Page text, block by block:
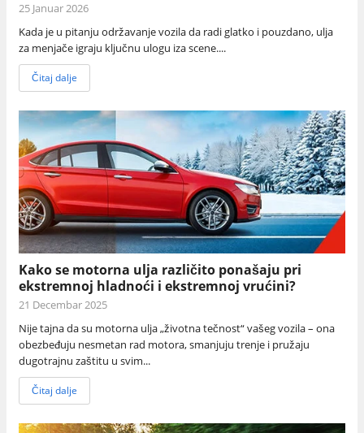
25 Januar 2026
Kada je u pitanju održavanje vozila da radi glatko i pouzdano, ulja
za menjače igraju ključnu ulogu iza scene....
Čitaj dalje
Kako se motorna ulja različito ponašaju pri
ekstremnoj hladnoći i ekstremnoj vrućini?
21 Decembar 2025
Nije tajna da su motorna ulja „životna tečnost“ vašeg vozila – ona
obezbeđuju nesmetan rad motora, smanjuju trenje i pružaju
dugotrajnu zaštitu u svim...
Čitaj dalje